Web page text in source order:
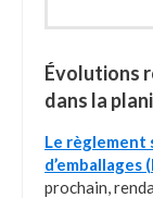
Évolutions
dans la
Le règlement
d’emballages
prochain,